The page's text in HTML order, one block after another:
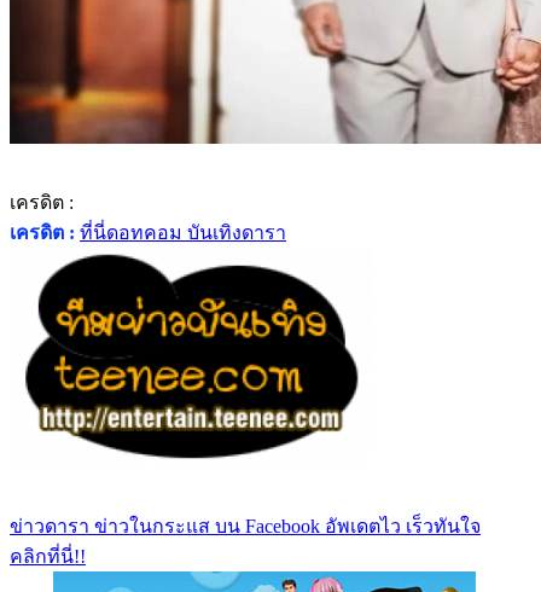
เครดิต :
เครดิต : ที่นี่ดอทคอม บันเทิงดารา
ข่าวดารา ข่าวในกระแส บน Facebook อัพเดตไว เร็วทันใจ
คลิกที่นี่!!